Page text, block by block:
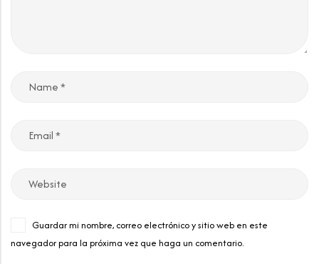
Guardar mi nombre, correo electrónico y sitio web en este
navegador para la próxima vez que haga un comentario.